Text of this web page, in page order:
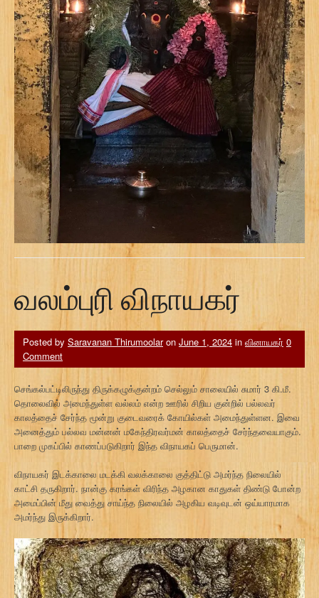
வலம்புரி விநாயகர்
Posted by Saravanan Thirumoolaron June 1, 2024 in வினாயகர் 0
Comment
செங்கல்பட்டிலிருந்து திருக்கழுக்குன்றம் செல்லும் சாலையில் சுமார் 3 கி.மீ.
தொலைவில் அமைந்துள்ள வல்லம் என்ற ஊரில் சிறிய குன்றில் பல்லவர்
காலத்தைச் சேர்ந்த மூன்று குடைவரைக் கோயில்கள் அமைந்துள்ளன. இவை
அனைத்தும் பல்லவ மன்னன் மகேந்திரவர்மன் காலத்தைச் சேர்ந்தவையாகும்.
பாறை முகப்பில் காணப்படுகிறார் இந்த விநாயகப் பெருமான்.
விநாயகர் இடக்காலை மடக்கி வலக்காலை குத்திட்டு அமர்ந்த நிலையில்
காட்சி தருகிறார். நான்கு கரங்கள் விரிந்த அழகான காதுகள் திண்டு போன்ற
அமைப்பின் மீது வைத்து சாய்ந்த நிலையில் அழகிய வடிவுடன் ஒய்யாரமாக
அமர்ந்து இருக்கிறார்.